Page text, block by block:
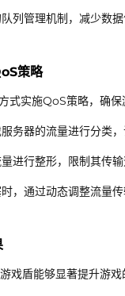
列管理机制，减少数
策略
式实施QoS策略，确保
务器的流量进行分类
进行整形，限制其传
，通过动态调整流量
戏盾能够显著提升游戏